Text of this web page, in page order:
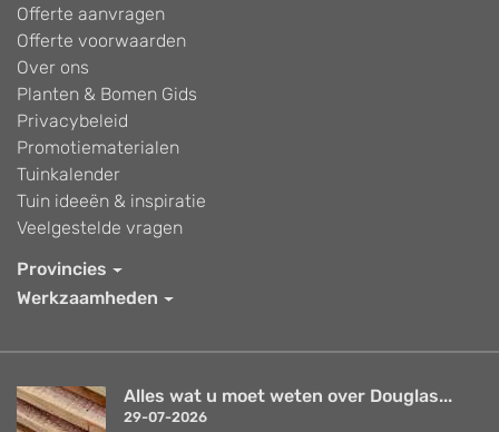
Offerte aanvragen
Offerte voorwaarden
Over ons
Planten & Bomen Gids
Privacybeleid
Promotiematerialen
Tuinkalender
Tuin ideeën & inspiratie
Veelgestelde vragen
Provincies
Werkzaamheden
Alles wat u moet weten over Douglas...
29-07-2026